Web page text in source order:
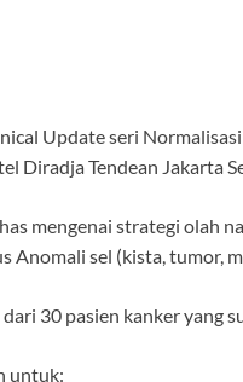
Update seri
Diradja Tendean Jakarta
mengenai strategi olah
Anomali sel (kista, tumor,
30 pasien kanker yang
untuk: